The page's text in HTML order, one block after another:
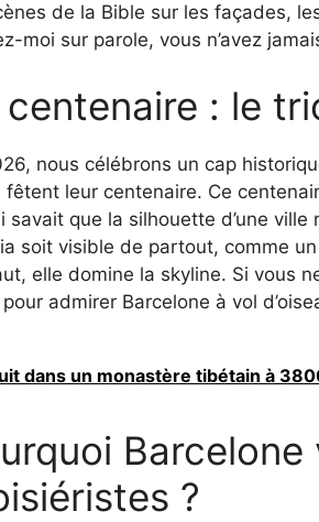
de la Bible sur les façades,
moi sur parole, vous n’avez
centenaire : le
nous célébrons un cap
fêtent leur centenaire. Ce
savait que la silhouette d’une
soit visible de partout, comme
elle domine la skyline. Si vous
admirer Barcelone à vol
dans un monastère tibétain à
?